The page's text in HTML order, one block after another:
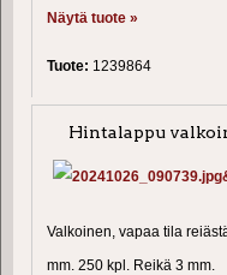
Näytä tuote »
Tuote: 1239864
Hintalappu
Valkoinen, vapaa tila
mm. 250 kpl. Reikä 3 mm.